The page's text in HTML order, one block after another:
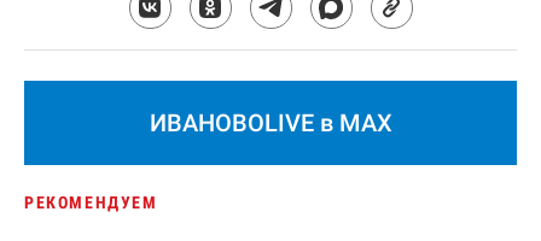
ИВАНОВОLIVE в MAX
РЕКОМЕНДУЕМ